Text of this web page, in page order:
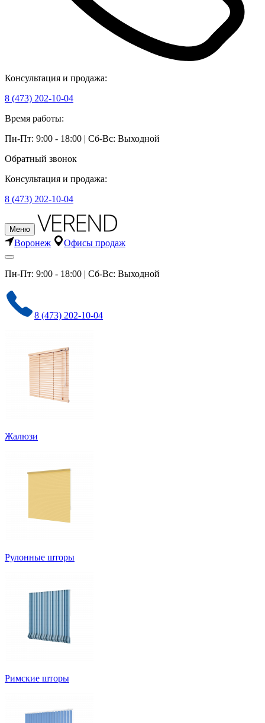
Консультация и продажа:
8 (473) 202-10-04
Время работы:
Пн-Пт: 9:00 - 18:00 | Сб-Вс: Выходной
Обратный звонок
Консультация и продажа:
8 (473) 202-10-04
Меню
Воронеж Офисы продаж
Пн-Пт: 9:00 - 18:00 | Сб-Вс: Выходной
8 (473) 202-10-04
Жалюзи
Рулонные шторы
Римские шторы